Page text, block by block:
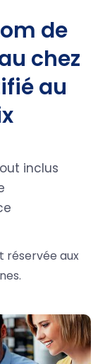
de
chez
au
inclus
réservée aux